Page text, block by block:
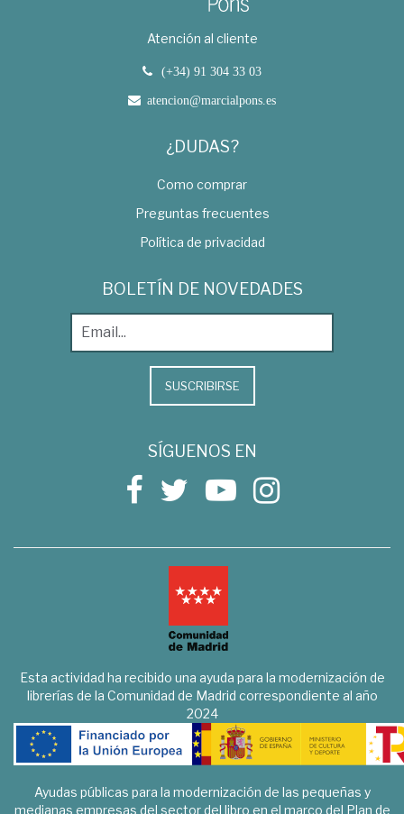
Atención al cliente
(+34) 91 304 33 03
atencion@marcialpons.es
¿DUDAS?
Como comprar
Preguntas frecuentes
Política de privacidad
BOLETÍN DE NOVEDADES
SUSCRIBIRSE
SÍGUENOS EN
Esta actividad ha recibido una ayuda para la modernización de
librerías de la Comunidad de Madrid correspondiente al año
2024
Ayudas públicas para la modernización de las pequeñas y
medianas empresas del sector del libro en el marco del Plan de